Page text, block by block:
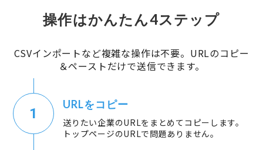
操作はかんたん4ステップ
CSVインポートなど複雑な操作は不要。URLのコピー
＆ペーストだけで送信できます。
URLをコピー
送りたい企業のURLをまとめてコピーします。
トップページのURLで問題ありません。